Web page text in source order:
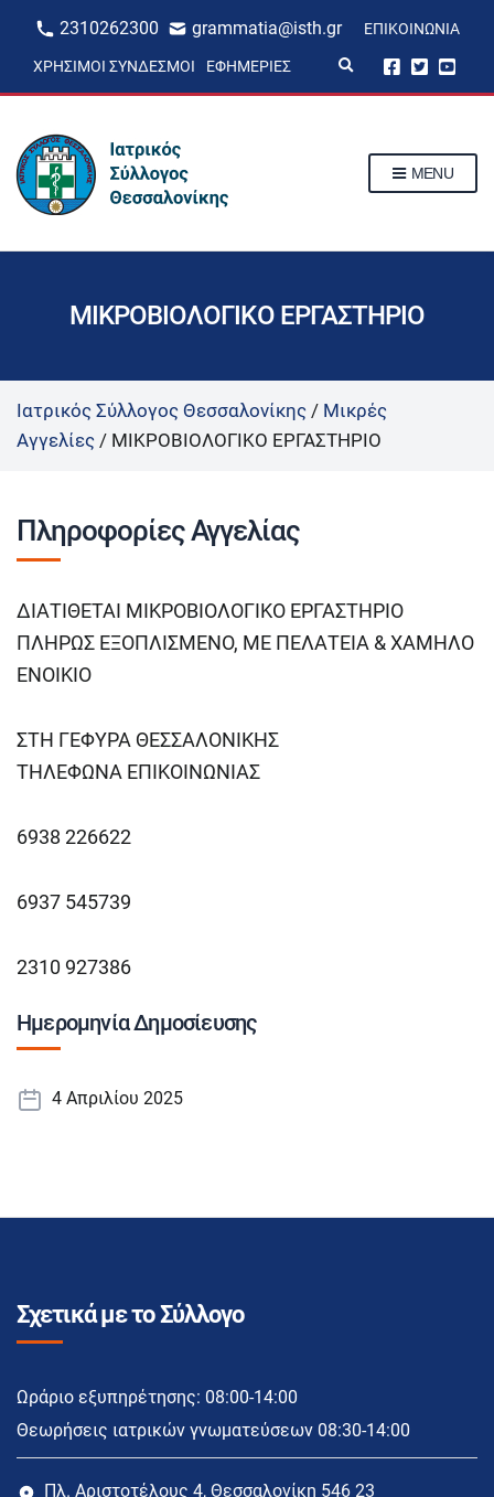
2310262300 grammatia@isth.gr ΕΠΙΚΟΙΝΩΝΊΑ
ΧΡΉΣΙΜΟΙ ΣΎΝΔΕΣΜΟΙ ΕΦΗΜΕΡΊΕΣ
p
m
MENU
ΜΙΚΡΟΒΙΟΛΟΓΙΚΟ ΕΡΓΑΣΤΗΡΙΟ
Ιατρικός Σύλλογος Θεσσαλονίκης / Μικρές
Αγγελίες / ΜΙΚΡΟΒΙΟΛΟΓΙΚΟ ΕΡΓΑΣΤΗΡΙΟ
Πληροφορίες Αγγελίας
ΔΙΑΤΙΘΕΤΑΙ ΜΙΚΡΟΒΙΟΛΟΓΙΚΟ ΕΡΓΑΣΤΗΡΙΟ
ΠΛΗΡΩΣ ΕΞΟΠΛΙΣΜΕΝΟ, ΜΕ ΠΕΛΑΤΕΙΑ & ΧΑΜΗΛΟ
ΕΝΟΙΚΙΟ
ΣΤΗ ΓΕΦΥΡΑ ΘΕΣΣΑΛΟΝΙΚΗΣ
ΤΗΛΕΦΩΝΑ ΕΠΙΚΟΙΝΩΝΙΑΣ
6938 226622
6937 545739
2310 927386
Ημερομηνία Δημοσίευσης
4 Απριλίου 2025
Σχετικά με το Σύλλογο
Ωράριο εξυπηρέτησης: 08:00-14:00
Θεωρήσεις ιατρικών γνωματεύσεων 08:30-14:00
Πλ. Αριστοτέλους 4, Θεσσαλονίκη 546 23